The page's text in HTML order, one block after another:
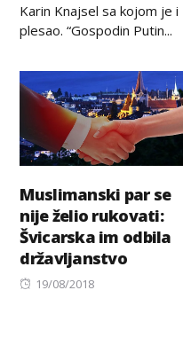
Karin Knajsel sa kojom je i
plesao. “Gospodin Putin...
Muslimanski par se
nije želio rukovati:
Švicarska im odbila
državljanstvo
Posted
19/08/2018